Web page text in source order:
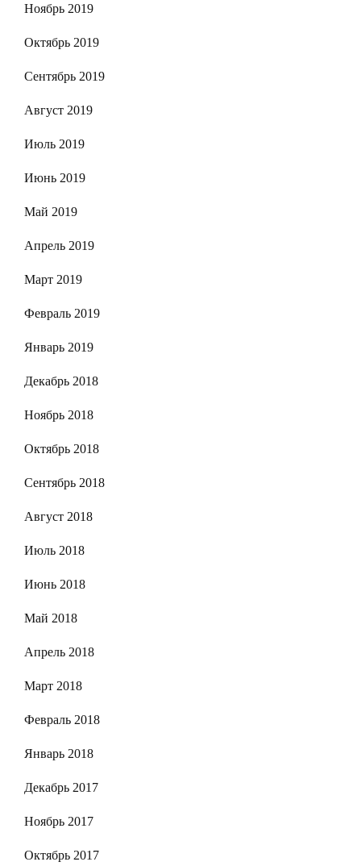
Ноябрь 2019
Октябрь 2019
Сентябрь 2019
Август 2019
Июль 2019
Июнь 2019
Май 2019
Апрель 2019
Март 2019
Февраль 2019
Январь 2019
Декабрь 2018
Ноябрь 2018
Октябрь 2018
Сентябрь 2018
Август 2018
Июль 2018
Июнь 2018
Май 2018
Апрель 2018
Март 2018
Февраль 2018
Январь 2018
Декабрь 2017
Ноябрь 2017
Октябрь 2017